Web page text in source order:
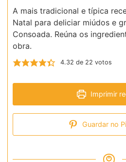
A mais tradicional e típica
Natal para deliciar miúdos e
Consoada. Reúna os
obra.
4.32 de 22 votos
Imprimir
Guardar no